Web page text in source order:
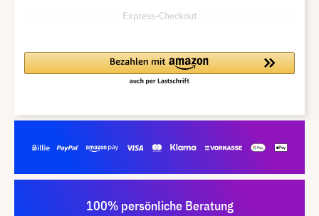
Express-Checkout
100% persönliche Beratung